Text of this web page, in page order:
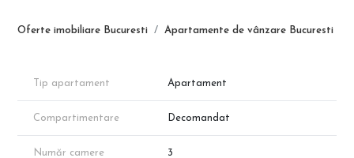
Oferte imobiliare Bucuresti Apartamente de vânzare Bucuresti
Compartimentare
Dormitor 1: 13,6 mp
Baie 2: 5 mp
Hol: 7,5 mp
Logie: 6,8 mp
Tip apartament Apartament
Compartimentare Decomandat
Număr camere 3